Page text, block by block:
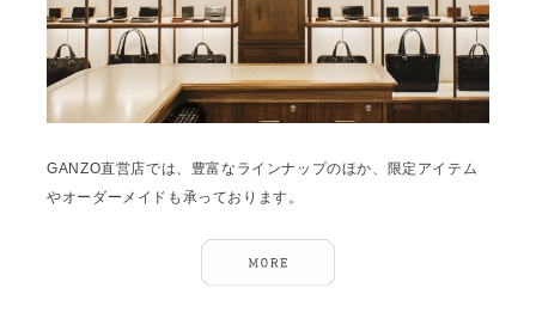
GANZO直営店では、豊富なラインナップのほか、限定アイテム
やオーダーメイドも承っております。